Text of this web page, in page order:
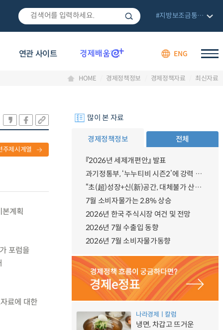
연관 사이트 ENG
#지방보조금통합관리망
HOME 경제정책정보 경제정책자료 최신자료
주제시계열
계획
포럼을
료에 대한
많이 본 자료
경제정책정보 전체
『2026년 세제개편안』 발표
과기정통부, ‘누누티비 시즌2’에 강력 대응 의지 밝혀
“초(超)성장+신(新)공간, 대체불가 산업강국”
7월 소비자물가는 2.8% 상승
2026년 한국 주식시장 여건 및 전망
2026년 7월 수출입 동향
2026년 7월 소비자물가동향
나라경제ㅣ칼럼
냉면, 차갑고 뜨거운